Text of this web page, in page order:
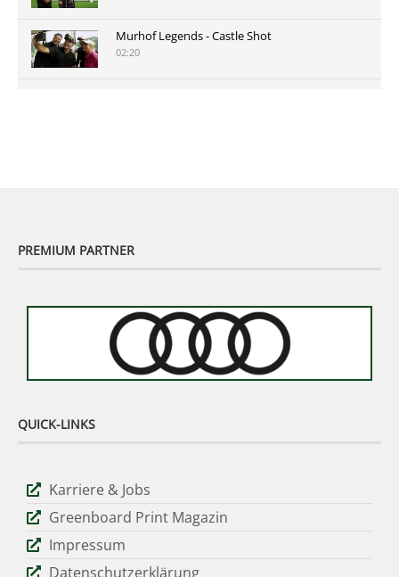
Murhof Legends - Castle Shot
02:20
PREMIUM PARTNER
QUICK-LINKS
Karriere & Jobs
Greenboard Print Magazin
Impressum
Datenschutzerklärung